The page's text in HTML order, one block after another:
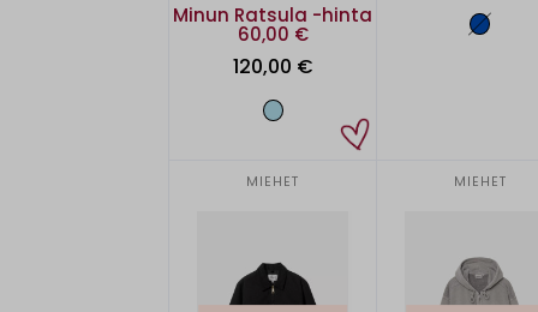
Minun Ratsula -hinta
60,00 €
120,00 €
MIEHET MIEHET